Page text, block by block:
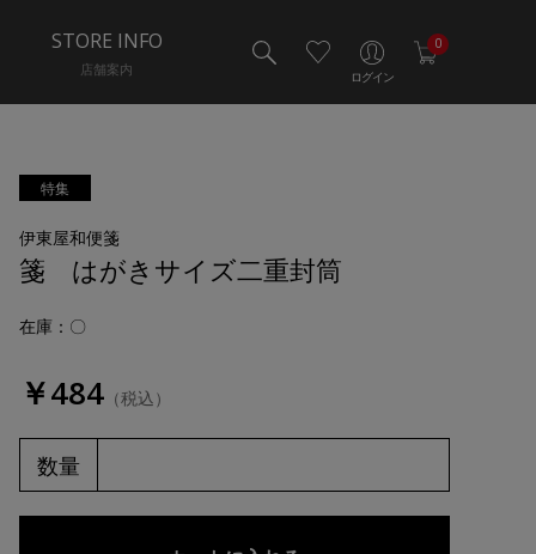
ログイン
0
STORE INFO
店舗案内
特集
伊東屋和便箋
箋 はがきサイズ二重封筒
在庫：〇
￥484 （税込）
数量